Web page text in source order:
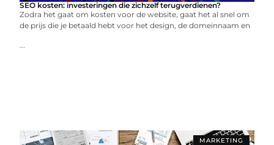
SEO kosten: investeringen die zichzelf terugverdienen?
Zodra het gaat om kosten voor de website, gaat het al snel om
de prijs die je betaald hebt voor het design, de domeinnaam en
...
MARKETING